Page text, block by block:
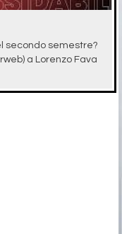
secondo semestre?
a Lorenzo Fava